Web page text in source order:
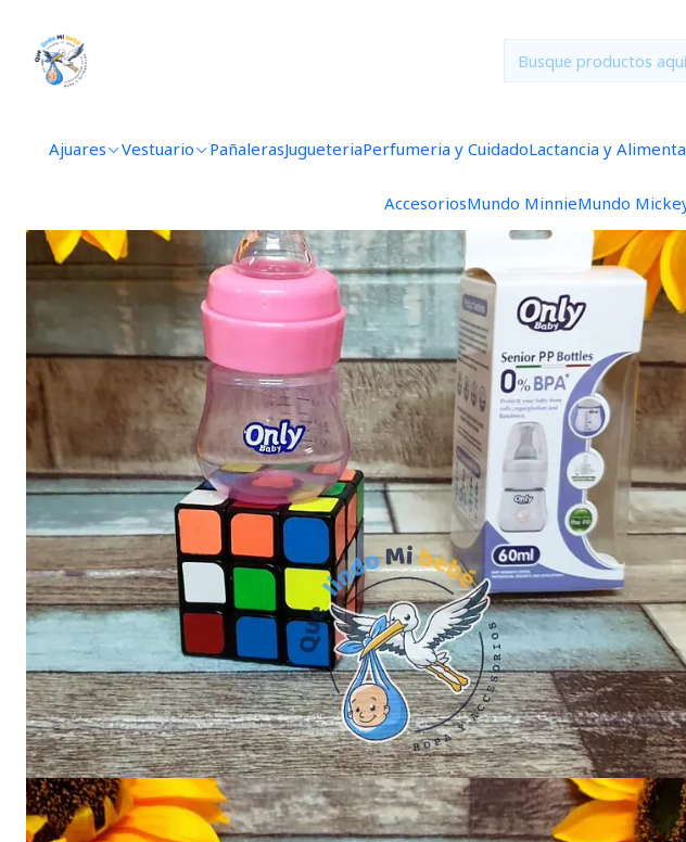
Ajuares Vestuario PañalerasJugueteriaPerfumeria y CuidadoLactancia y
AccesoriosMundo MinnieMundo